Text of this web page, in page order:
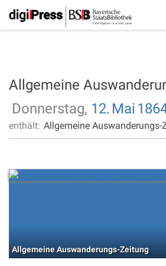
Allgemeine
Donnerstag, 12. Mai
enthält: Allgemeine Auswanderungs-
Allgemeine Auswanderungs-Zeitung